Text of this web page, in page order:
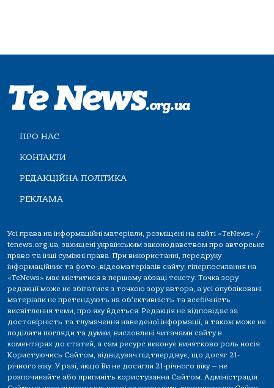
ПРО НАС
КОНТАКТИ
РЕДАКЦІЙНА ПОЛІТИКА
РЕКЛАМА
Усі права на інформаційні матеріали, розміщені на сайті «TeNews» /
tenews.org.ua, захищені українським законодавством про авторське
право та інші суміжні права. При використанні, передруку
інформаційних та фото-,відеоматеріалів сайту, гіперпосилання на
«TeNews» має міститися в першому абзаці тексту. Точка зору
редакції може не збігатися з точкою зору автора, а усі опубліковані
матеріали не претендують на об'єктивність та всебічність
висвітлення теми, про яку йдеться. Редакція не відповідає за
достовірність та тлумачення наведеної інформації, а також може не
поділяти погляди та думки, висловлені читачами сайту в
коментарях до статей, а сам ресурс виконує винятково роль носія.
Користуючись Сайтом, відвідувач підтверджує, що досяг 21-
річного віку. У разі, якщо Ви не досягли 21-річного віку — не
розпочинайте або припиніть користування Сайтом. Адміністрація